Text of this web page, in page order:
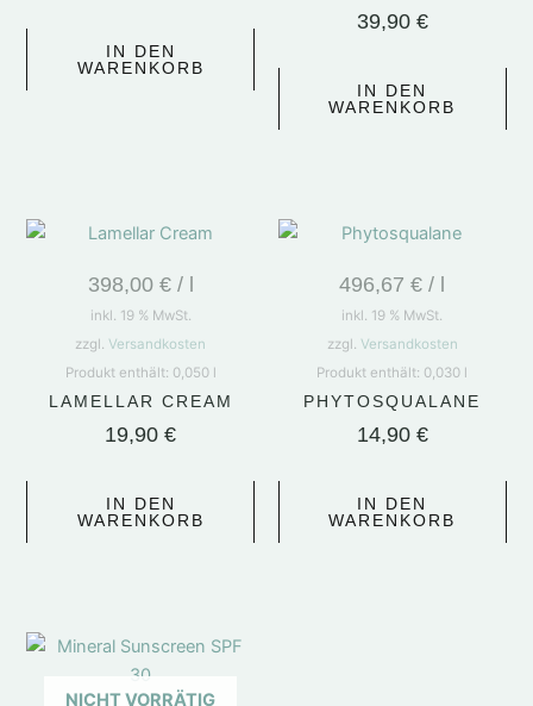
IN DEN
WARENKORB
39,90 €
IN DEN
WARENKORB
398,00 €/
inkl. 19 % MwSt.
zzgl. Versandkosten
Produkt enthält: 0,050 l
LAMELLAR CREAM
19,90€
IN DEN
WARENKORB
496,67€ /
inkl. 19 % MwSt.
zzgl. Versandkosten
Produkt enthält: 0,030 l
PHYTOSQUALANE
14,90 €
IN DEN
WARENKORB
NICHT VORRÄTIG